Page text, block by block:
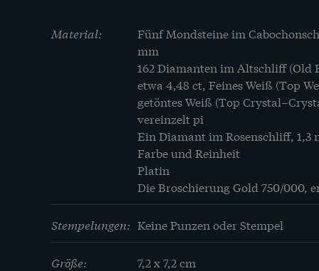
Zunächst war nur Silber verfügbar, um
gestalten, doch läuft das Metall an und
und Kleidern hinterlassen. Seit den Jahren
häufiger Platin verwendet, doch war dessen
das Metall noch viel teuerer als Gold, sodass
aus Platin auf der Schauseite der Stücke
Schmuckstücke wie dieses wurden aus
Material:
Fünf Mondsteine im
mm
162 Diamanten im Altschliff (Old
etwa 4,48 ct, Feines Weiß (Top
getöntes Weiß (Top
vereinzelt pi
Ein Diamant im Rosenschliff, 1,3
Farbe und Reinheit
Platin
Die Broschierung Gold 750/000,
Stempelungen: Keine Punzen oder Stempel
Größe: 7,2 x 7,2 cm